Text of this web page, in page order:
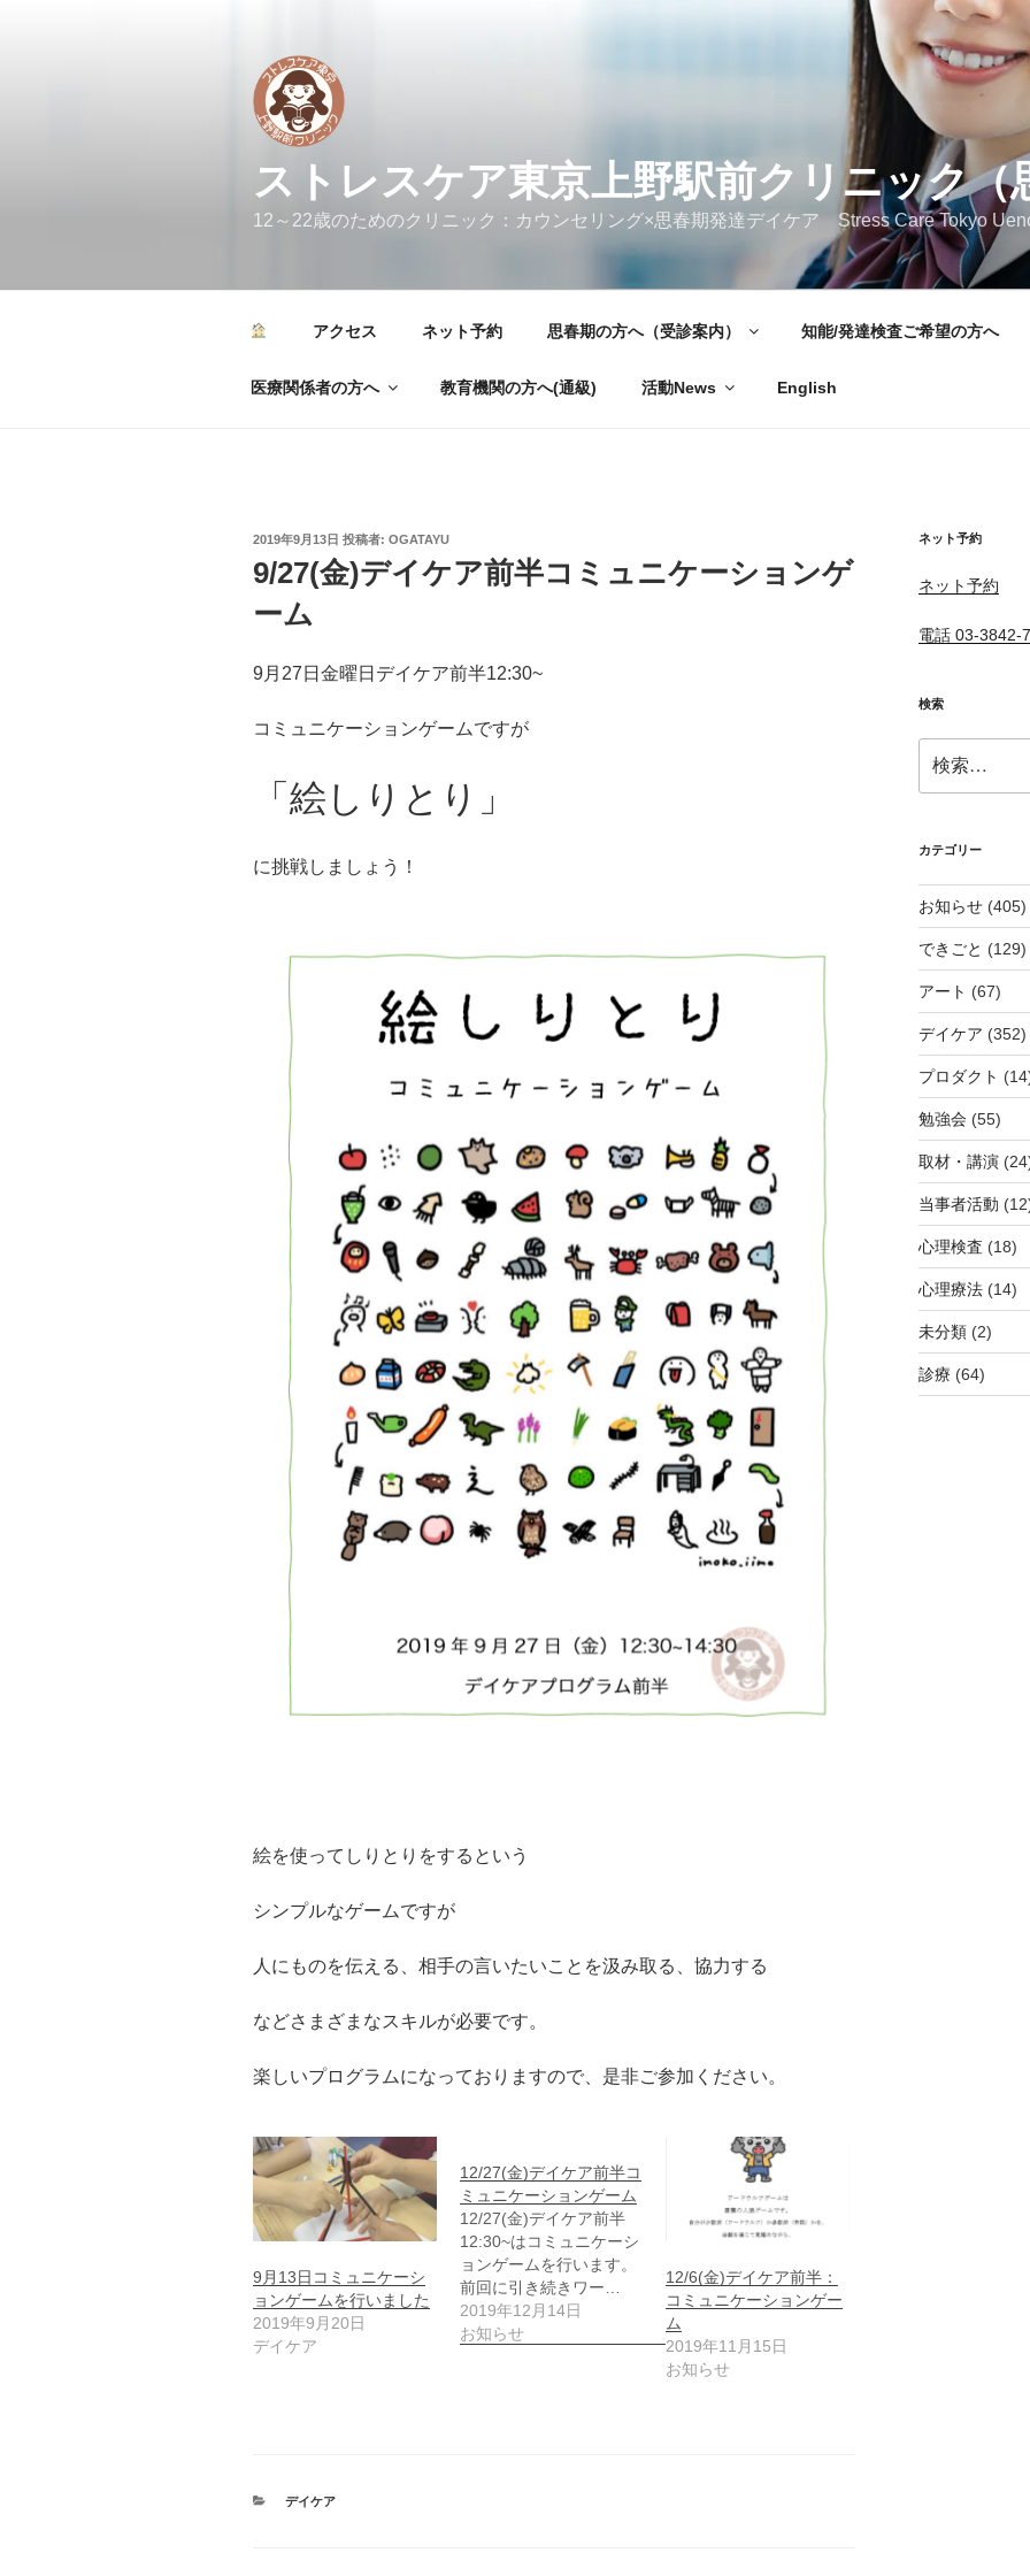
ストレスケア東京上野駅前クリニック（
12～22歳のためのクリニック：カウンセリング×思春期発達デイケア Stress Care Tokyo
アクセス ネット予約 思春期の方へ（受診案内） 知能/発達検査ご希望の方へ
医療関係者の方へ 教育機関の方へ(通級) 活動News English
投
日:
2019年9月13日 投稿者: OGATAYU
9/27(金)デイケア前半コミュニケーションゲ
ーム
9月27日金曜日デイケア前半12:30~
コミュニケーションゲームですが
「絵しりとり」
に挑戦しましょう！
絵を使ってしりとりをするという
シンプルなゲームですが
人にものを伝える、相手の言いたいことを汲み取る、協力する
などさまざまなスキルが必要です。
楽しいプログラムになっておりますので、是非ご参加ください。
9月13日コミュニケーシ
ョンゲームを行いました
2019年9月20日
デイケア
12/27(金)デイケア前半コ
ミュニケーションゲーム
12/27(金)デイケア前半
12:30~はコミュニケーシ
ョンゲームを行います。
前回に引き続きワー…
2019年12月14日
お知らせ
12/6(金)デイケア前半：
コミュニケーションゲー
ム
2019年11月15日
お知らせ
カ
デイケア
ネット予約
ネット予約
電話 03-3842-
検索
索:
カテゴリー
お知らせ(405)
できごと (129)
アート (67)
デイケア (352)
プロダクト
勉強会(55)
取材・講演
当事者活動
心理検査 (18)
心理療法(14)
未分類(2)
診療 (64)